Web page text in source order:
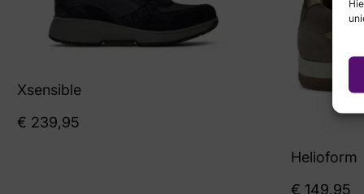
Xsensible
€ 239,95
Helioform
€ 149,95